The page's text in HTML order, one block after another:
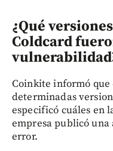
¿Qué
Coldcard
Coinkite informó
determinadas
especificó cuáles en
empresa publicó
error.